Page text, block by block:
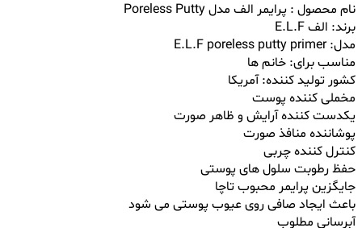
نام محصول : پرایمر الف مدل Poreless Putty
برند: الف E.L.F
مدل: E.L.F poreless putty primer
مناسب برای: خانم ها
کشور تولید کننده: آمریکا
مخملی کننده پوست
یکدست کننده آرایش و ظاهر صورت
پوشاننده منافذ صورت
کنترل کننده چربی
حفظ رطوبت سلول های پوستی
جایگزین پرایمر محبوب تاچا
باعث ایجاد صافی روی عیوب پوستی می شود
آبرسانی مطلوب